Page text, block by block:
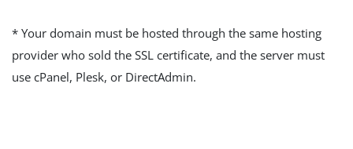
* Your domain must be hosted through the same hosting
provider who sold the SSL certificate, and the server must
use cPanel, Plesk, or DirectAdmin.